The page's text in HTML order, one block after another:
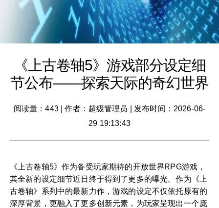
《上古卷轴5》游戏部分设定细
节公布——探索天际的奇幻世界
阅读量：443|作者：超级管理员
发布时间：2026-06-
29 19:13:43
《上古卷轴5》作为备受玩家期待的开放世界RPG游戏，
其全新的设定细节近日终于得到了更多的曝光。作为《上
古卷轴》系列中的最新力作，游戏的设定不仅依托原有的
深厚背景，更融入了更多创新元素，为玩家呈现出一个庞